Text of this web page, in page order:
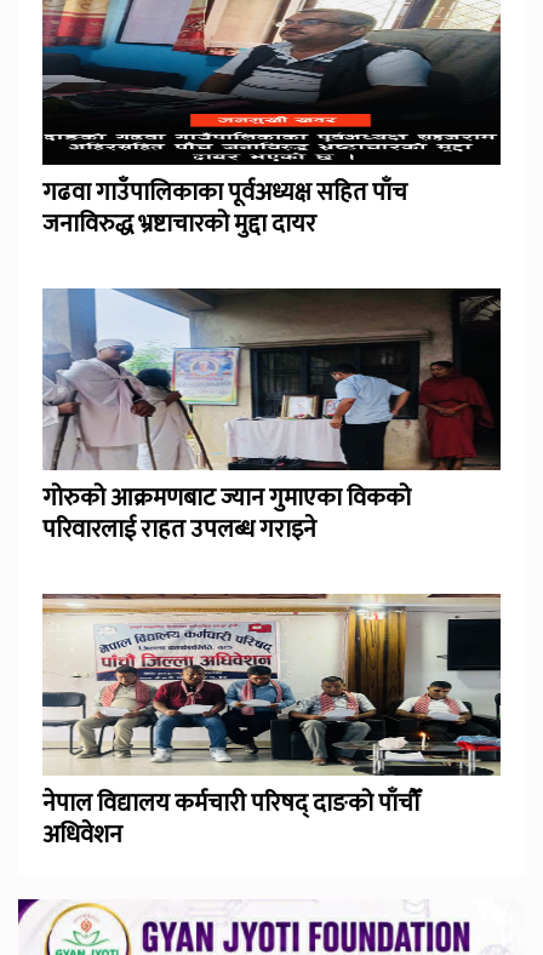
गढवा गाउँपालिकाका पूर्वअध्यक्ष सहित पाँच
जनाविरुद्ध भ्रष्टाचारको मुद्दा दायर
गोरुको आक्रमणबाट ज्यान गुमाएका विकको
परिवारलाई राहत उपलब्ध गराइने
नेपाल विद्यालय कर्मचारी परिषद् दाङको पाँचौँ
अधिवेशन